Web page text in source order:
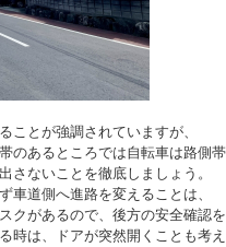
ことが強調されていますが、
のあるところでは自転車は路側
さないことを徹底しましょう。
車道側へ進路を変えることは、
クがあるので、後方の安全確認
時は、ドアが突然開くことも考